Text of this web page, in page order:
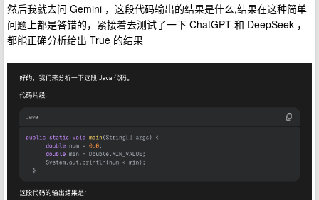
然后我就去问 Gemini ，这段代码输出的结果是什么,结果在这种简单
问题上都是答错的，紧接着去测试了一下 ChatGPT 和 DeepSeek ，
都能正确分析给出 True 的结果